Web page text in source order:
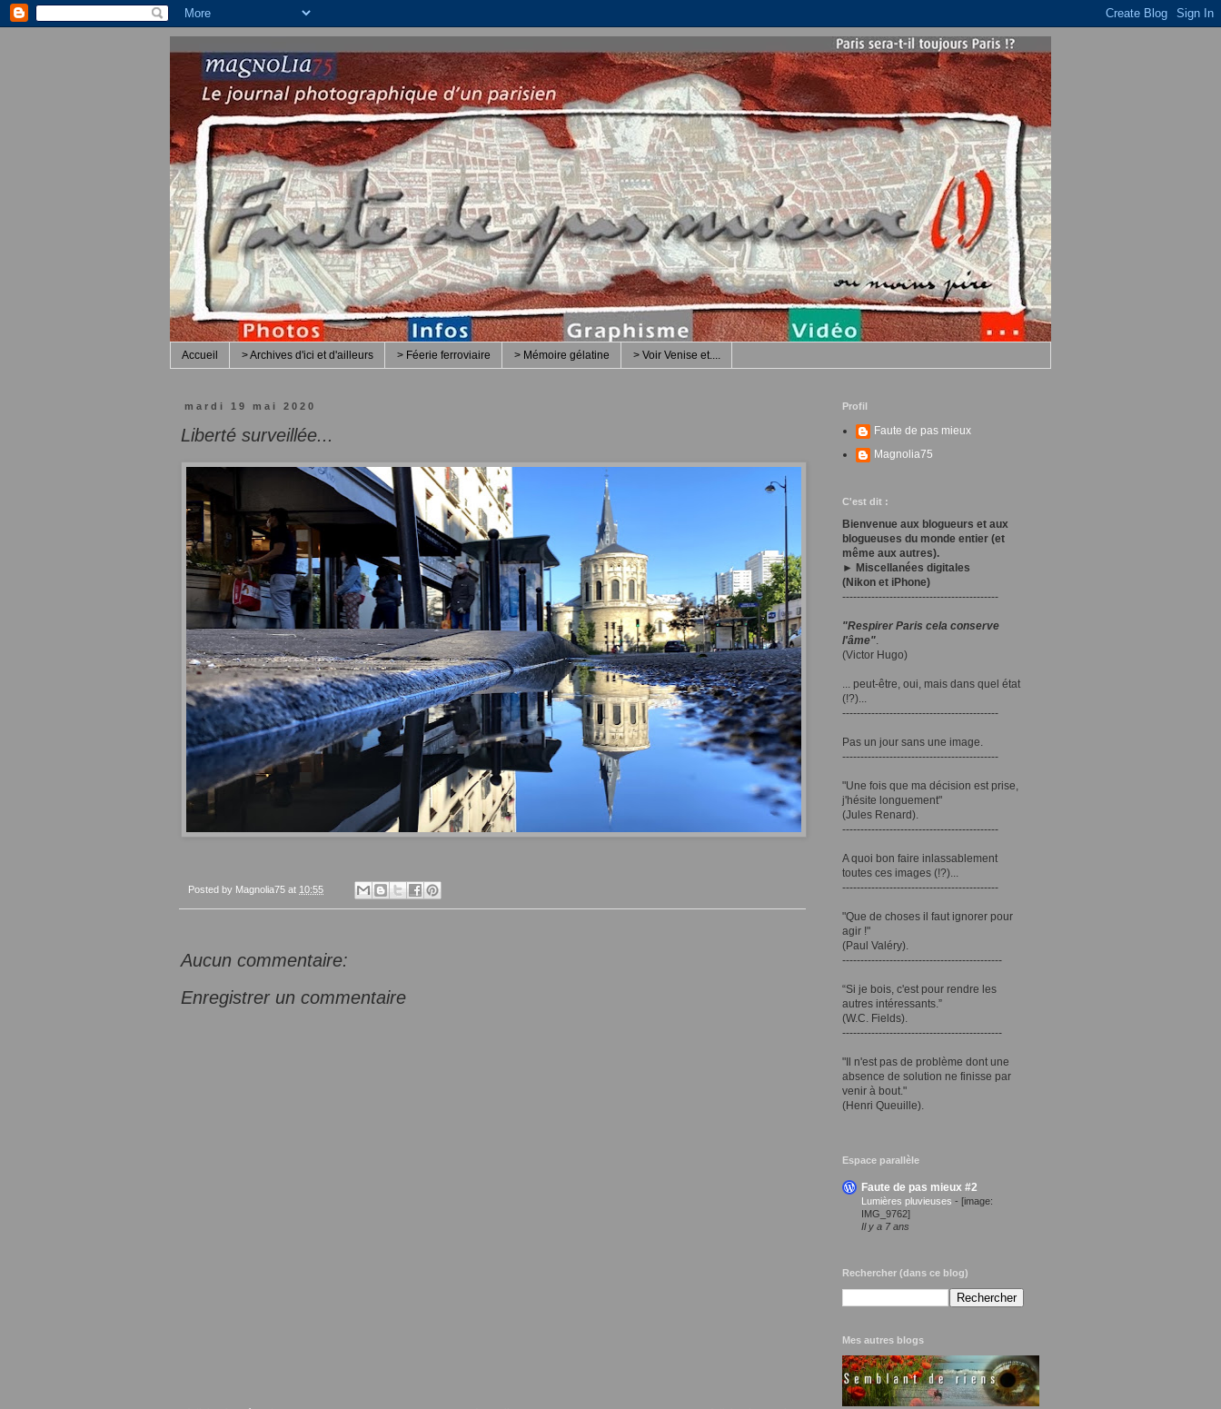
Accueil > Archives d'ici et d'ailleurs > Féerie ferroviaire > Mémoire gélatine > Voir Venise et....
mardi 19 mai 2020
Liberté surveillée...
Posted by Magnolia75 at 10:55
Aucun commentaire:
Enregistrer un commentaire
Profil
Faute de pas mieux
Magnolia75
C'est dit :
Bienvenue aux blogueurs et aux
blogueuses du monde entier (et
même aux autres).
► Miscellanées digitales
(Nikon et iPhone)
-------------------------------------------
"Respirer Paris cela conserve
l'âme".
(Victor Hugo)
... peut-être, oui, mais dans quel état
(!?)...
-------------------------------------------
Pas un jour sans une image.
-------------------------------------------
"Une fois que ma décision est prise,
j'hésite longuement"
(Jules Renard).
-------------------------------------------
A quoi bon faire inlassablement
toutes ces images (!?)...
-------------------------------------------
"Que de choses il faut ignorer pour
agir !"
(Paul Valéry).
--------------------------------------------
“Si je bois, c'est pour rendre les
autres intéressants.”
(W.C. Fields).
--------------------------------------------
"Il n'est pas de problème dont une
absence de solution ne finisse par
venir à bout."
(Henri Queuille).
Espace parallèle
Faute de pas mieux #2
Lumières pluvieuses - [image:
IMG_9762]
Il y a 7 ans
Rechercher (dans ce blog)
Mes autres blogs